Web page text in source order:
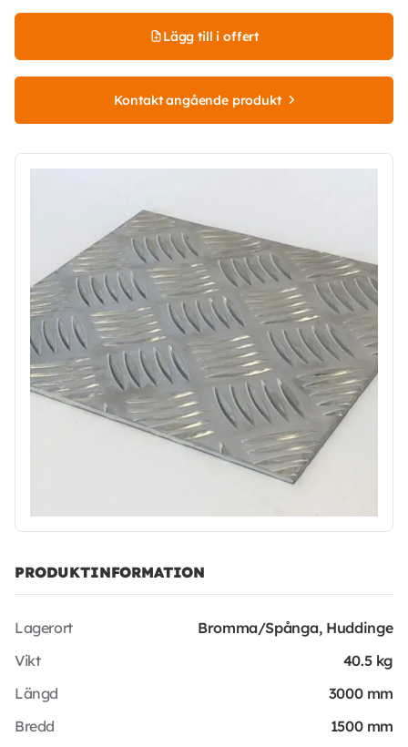
Lägg till i offert
Kontakt angående produkt
PRODUKTINFORMATION
Lagerort
Bromma/Spånga, Huddinge
Vikt
40.5 kg
Längd
3000 mm
Bredd
1500 mm